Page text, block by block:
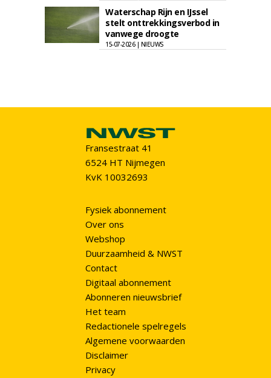
Waterschap Rijn en IJssel
stelt onttrekkingsverbod in
vanwege droogte
15-07-2026 | NIEUWS
Fransestraat 41
6524 HT Nijmegen
KvK 10032693
Fysiek abonnement
Over ons
Webshop
Duurzaamheid & NWST
Contact
Digitaal abonnement
Abonneren nieuwsbrief
Het team
Redactionele spelregels
Algemene voorwaarden
Disclaimer
Privacy